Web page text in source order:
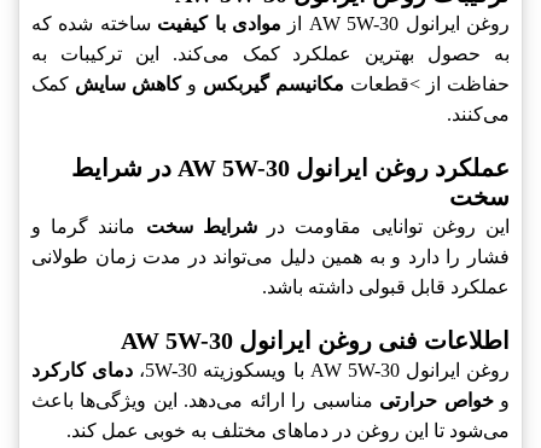
روغن ایرانول AW 5W-30 از موادی با کیفیت ساخته شده که
به حصول بهترین عملکرد کمک می‌کند. این ترکیبات به
حفاظت از >قطعات مکانیسم گیربکس وکاهش سایش کمک
می‌کنند.
عملکرد روغن ایرانول AW 5W-30 در شرایط
سخت
این روغن توانایی مقاومت درشرایط سخت مانند گرما و
فشار را دارد و به همین دلیل می‌تواند در مدت زمان طولانی
عملکرد قابل قبولی داشته باشد.
اطلاعات فنی روغن ایرانول AW 5W-30
روغن ایرانول AW 5W-30 با ویسکوزیته 5W-30،
دمای کارکرد
وخواص حرارتی مناسبی را ارائه می‌دهد. این ویژگی‌ها باعث
می‌شود تا این روغن در دماهای مختلف به خوبی عمل کند.